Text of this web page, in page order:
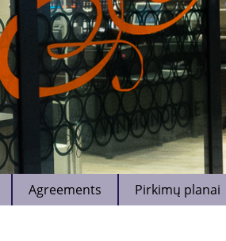
Agreements Pirkimų planai